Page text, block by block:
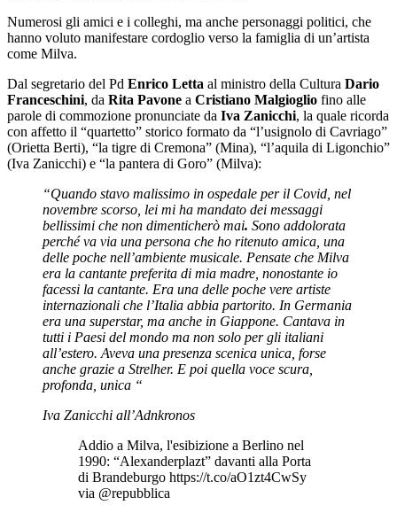
Numerosi gli amici e i colleghi, ma anche personaggi politici, che
hanno voluto manifestare cordoglio verso la famiglia di un’artista
come Milva.
Dal segretario del Pd Enrico Letta al ministro della Cultura Dario
Franceschini, da Rita Pavone a Cristiano Malgioglio fino alle
parole di commozione pronunciate da Iva Zanicchi, la quale ricorda
con affetto il “quartetto” storico formato da “l’usignolo di Cavriago”
(Orietta Berti), “la tigre di Cremona” (Mina), “l’aquila di Ligonchio”
(Iva Zanicchi) e “la pantera di Goro” (Milva):
“Quando stavo malissimo in ospedale per il Covid, nel
novembre scorso, lei mi ha mandato dei messaggi
bellissimi che non dimenticherò mai. Sono addolorata
perché va via una persona che ho ritenuto amica, una
delle poche nell’ambiente musicale. Pensate che Milva
era la cantante preferita di mia madre, nonostante io
facessi la cantante. Era una delle poche vere artiste
internazionali che l’Italia abbia partorito. In Germania
era una superstar, ma anche in Giappone. Cantava in
tutti i Paesi del mondo ma non solo per gli italiani
all’estero. Aveva una presenza scenica unica, forse
anche grazie a Strelher. E poi quella voce scura,
profonda, unica “
Iva Zanicchi all’Adnkronos
Addio a Milva, l'esibizione a Berlino nel
1990: “Alexanderplazt” davanti alla Porta
di Brandeburgo https://t.co/aO1zt4CwSy
via @repubblica